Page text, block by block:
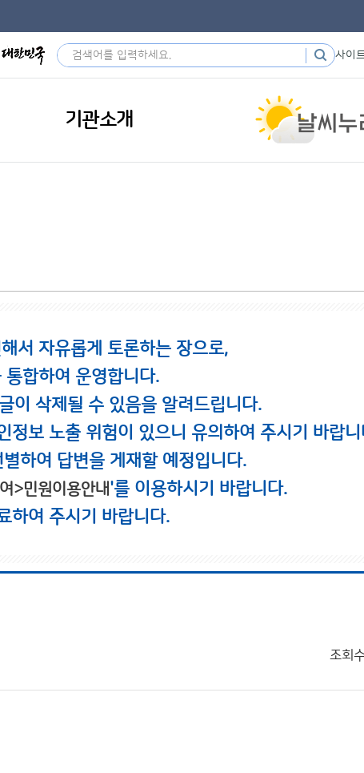
사이
기관소개
서 자유롭게 토론하는 장으로,
합하여 운영합니다.
이 삭제될 수 있음을 알려드립니다.
보 노출 위험이 있으니 유의하여 주시기 바랍니
하여 답변을 게재할 예정입니다.
>민원이용안내'를 이용하시기 바랍니다.
하여 주시기 바랍니다.
조회